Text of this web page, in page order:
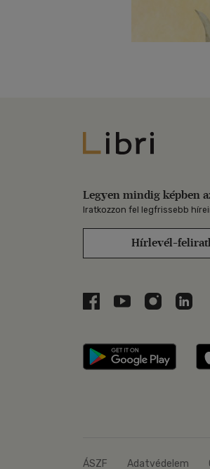
Libri
Legyen mindig képben
Iratkozzon fel legfrissebb
Hírlevél-
Libri a Facebookon
Libri aLibri az
Libri
ÁSZF Adatvédelem